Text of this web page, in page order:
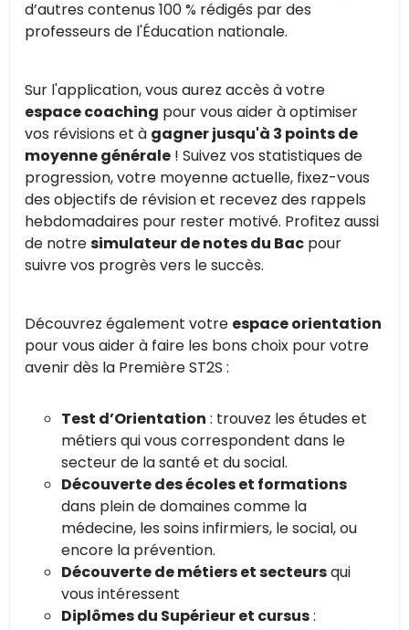
d’autres contenus 100 % rédigés par des
professeurs de l'Éducation nationale.
Sur l'application, vous aurez accès à votre
espace coaching pour vous aider à optimiser
vos révisions et à gagner jusqu'à 3 points de
moyenne générale ! Suivez vos statistiques de
progression, votre moyenne actuelle, fixez-vous
des objectifs de révision et recevez des rappels
hebdomadaires pour rester motivé. Profitez aussi
de notresimulateur de notes du Bac pour
suivre vos progrès vers le succès.
Découvrez également votre espace orientation
pour vous aider à faire les bons choix pour votre
avenir dès la Première ST2S :
Test d’Orientation : trouvez les études et
métiers qui vous correspondent dans le
secteur de la santé et du social.
Découverte des écoles et formations
dans plein de domaines comme la
médecine, les soins infirmiers, le social, ou
encore la prévention.
Découverte de métiers et secteursqui
vous intéressent
Diplômes du Supérieur et cursus: